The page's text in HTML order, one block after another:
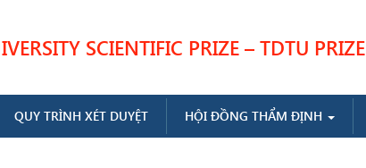
SCIENTIFIC PRIZE – TDTU PRIZE
QUY TRÌNH XÉT DUYỆT HỘI ĐỒNG THẨM ĐỊNH